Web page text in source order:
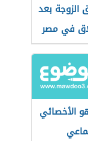
الزوجة بعد
في مصر
الأخصائي